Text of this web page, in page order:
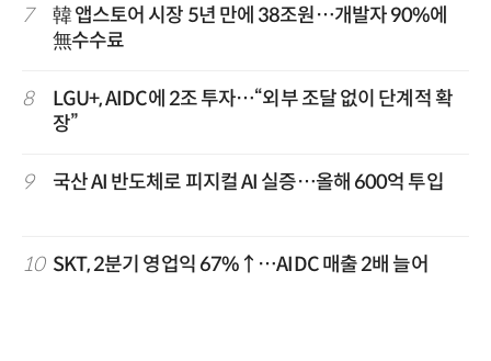
7
韓 앱스토어 시장 5년 만에 38조원…개발자 90%에
無수수료
8
LGU+, AIDC에 2조 투자…“외부 조달 없이 단계적 확
장”
9 국산 AI 반도체로 피지컬 AI 실증…올해 600억 투입
10 SKT, 2분기 영업익 67%↑…AIDC 매출 2배 늘어